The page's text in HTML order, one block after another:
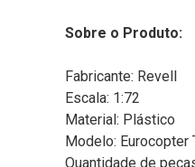
Sobre o Produto:
Fabricante: Revell
Escala: 1:72
Material: Plástico
Modelo: Eurocopter
Quantidade de